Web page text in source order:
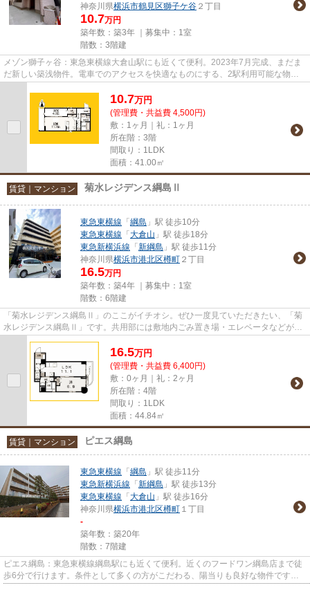
神奈川県横浜市鶴見区獅子ケ谷 ２丁目
10.7万円
築年数：築3年 ｜募集中： 1室
階数：3階建
メゾン獅子ヶ谷：東急東横線大倉山駅にも近くて便利。2023年7月完成、まだま
だ新しい築浅物件。電車でのアクセスを快適なものにする、2駅利用可能な物件
10.7万円
(管理費・共益費 4,500円)
敷：1ヶ月｜礼：1ヶ月
所在階：3階
間取り：1LDK
面積：41.00㎡
賃貸｜マンション 菊水レジデンス綱島Ⅱ
東急東横線 「 綱島 」駅 徒歩10分
東急東横線 「 大倉山 」駅 徒歩18分
東急新横浜線 「 新綱島 」駅 徒歩11分
神奈川県横浜市港北区樽町 ２丁目
16.5万円
築年数：築4年 ｜募集中： 1室
階数：6階建
「菊水レジデンス綱島Ⅱ」のここがイチオシ。ぜひ一度見ていただきたい、「菊
水レジデンス綱島Ⅱ」です。共用部には敷地内ごみ置き場・エレベータなどが備
16.5万円
(管理費・共益費 6,400円)
敷：0ヶ月｜礼：2ヶ月
所在階：4階
間取り：1LDK
面積：44.84㎡
賃貸｜マンション ピエス綱島
東急東横線 「 綱島 」駅 徒歩11分
東急新横浜線 「 新綱島 」駅 徒歩13分
東急東横線 「 大倉山 」駅 徒歩16分
神奈川県横浜市港北区樽町 １丁目
-
築年数：築20年
階数：7階建
ピエス綱島：東急東横線綱島駅にも近くて便利。近くのフードワン綱島店まで徒
歩6分で行けます。条件として多くの方がこだわる、陽当りも良好な物件です。